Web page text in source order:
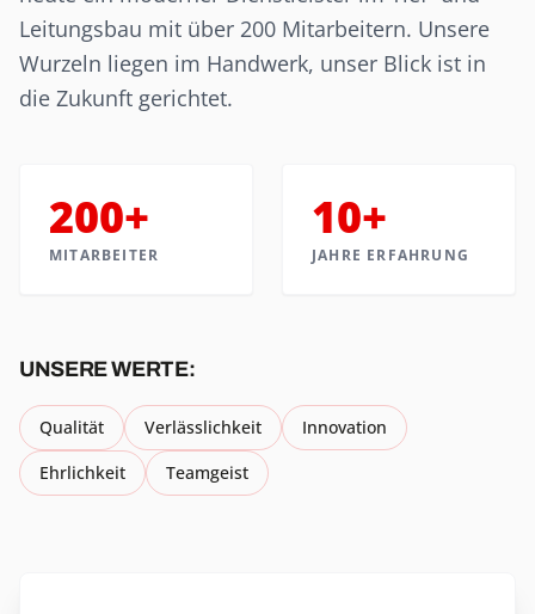
Leitungsbau mit über 200 Mitarbeitern. Unsere
Wurzeln liegen im Handwerk, unser Blick ist in
die Zukunft gerichtet.
200+
MITARBEITER
10+
JAHRE ERFAHRUNG
UNSERE WERTE:
Qualität Verlässlichkeit
Innovation
Ehrlichkeit
Teamgeist